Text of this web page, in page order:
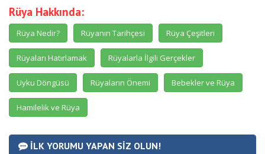
Rüya Hakkında:
Rüya Nedir? Rüyanın Tarihçesi Rüya Çeşitleri
Rüyaları Hatırlamak Rüyalarla İlgili Gerçekler
Uyku Döngüsü Rüyaların Önemi Bebekler ve Rüya
Hamilelik ve Rüya
İLK YORUMU YAPAN SİZ OLUN!